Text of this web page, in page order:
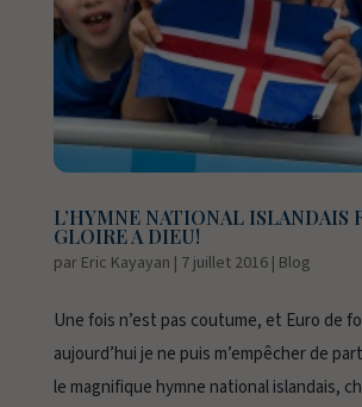
L’HYMNE NATIONAL ISLANDAIS
GLOIRE A DIEU!
par Eric Kayayan | 7 juillet 2016| Blog
Une fois n’est pas coutume, et Euro de
aujourd’hui je ne puis m’empêcher de
le magnifique hymne national islandais,